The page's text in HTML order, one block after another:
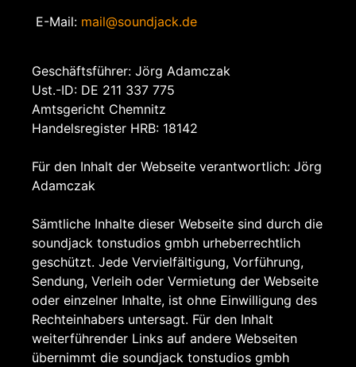
E-Mail: mail@soundjack.de
Geschäftsführer: Jörg Adamczak
Ust.-ID: DE 211 337 775
Amtsgericht Chemnitz
Handelsregister HRB: 18142
Für den Inhalt der Webseite verantwortlich: Jörg
Adamczak
Sämtliche Inhalte dieser Webseite sind durch die
soundjack tonstudios gmbh urheberrechtlich
geschützt. Jede Vervielfältigung, Vorführung,
Sendung, Verleih oder Vermietung der Webseite
oder einzelner Inhalte, ist ohne Einwilligung des
Rechteinhabers untersagt. Für den Inhalt
weiterführender Links auf andere Webseiten
übernimmt die soundjack tonstudios gmbh